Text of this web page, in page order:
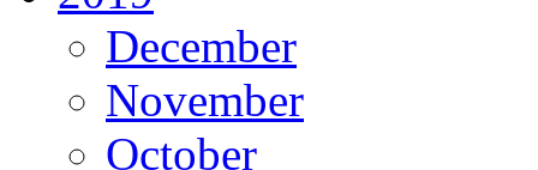
December
November
October